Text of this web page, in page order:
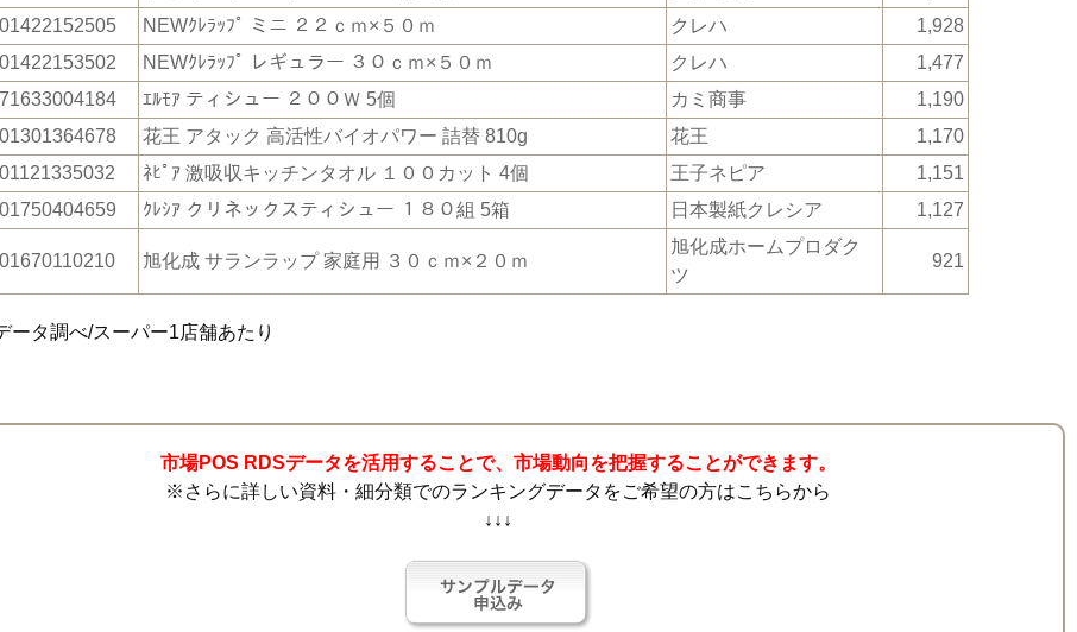
NEWｸﾚﾗｯﾌﾟ ミニ ２２ｃｍ×５０ｍ クレハ
1,928
NEWｸﾚﾗｯﾌﾟ レギュラー ３０ｃｍ×５０ｍ クレハ
1,477
ｴﾙﾓｱ ティシュー ２００Ｗ 5個 カミ商事
1,190
花王 アタック 高活性バイオパワー 詰替 810g 花王
1,170
ﾈﾋﾟｱ 激吸収キッチンタオル １００カット 4個 王子ネピア
1,151
ｸﾚｼｱ クリネックスティシュー １８０組 5箱 日本製紙クレシア 1,127
旭化成 サランラップ 家庭用 ３０ｃｍ×２０ｍ
旭化成ホームプロダク
ツ
921
ータ調べ/スーパー1店舗あたり
市場POS RDSデータを活用することで、市場動向を把握することができます。
※さらに詳しい資料・細分類でのランキングデータをご希望の方はこちらから
↓↓↓